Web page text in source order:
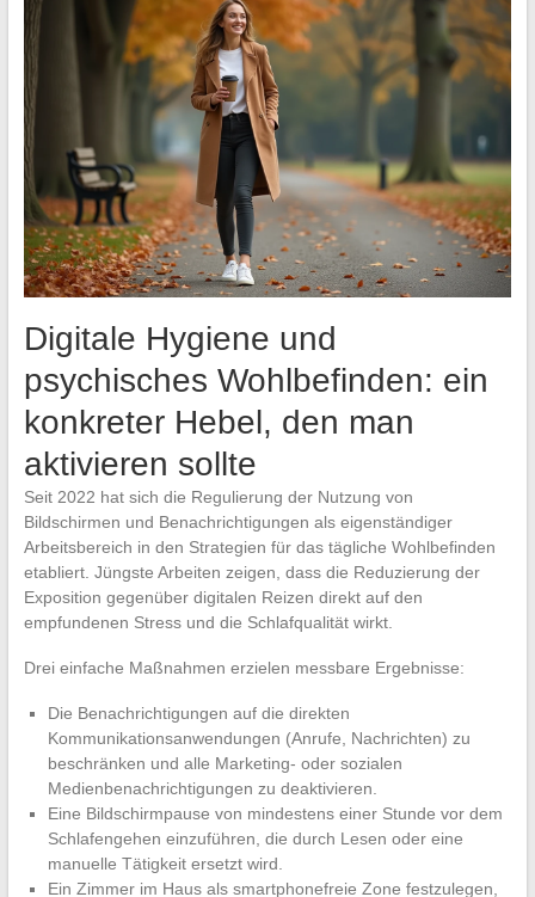
Digitale Hygiene und
psychisches Wohlbefinden: ein
konkreter Hebel, den man
aktivieren sollte
Seit 2022 hat sich die Regulierung der Nutzung von
Bildschirmen und Benachrichtigungen als eigenständiger
Arbeitsbereich in den Strategien für das tägliche Wohlbefinden
etabliert. Jüngste Arbeiten zeigen, dass die Reduzierung der
Exposition gegenüber digitalen Reizen direkt auf den
empfundenen Stress und die Schlafqualität wirkt.
Drei einfache Maßnahmen erzielen messbare Ergebnisse:
Die Benachrichtigungen auf die direkten
Kommunikationsanwendungen (Anrufe, Nachrichten) zu
beschränken und alle Marketing- oder sozialen
Medienbenachrichtigungen zu deaktivieren.
Eine Bildschirmpause von mindestens einer Stunde vor dem
Schlafengehen einzuführen, die durch Lesen oder eine
manuelle Tätigkeit ersetzt wird.
Ein Zimmer im Haus als smartphonefreie Zone festzulegen,